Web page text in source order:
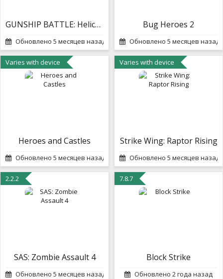
GUNSHIP BATTLE: Helicopter 3D
Обновлено 5 месяцев назад
Bug Heroes 2
Обновлено 5 месяцев назад
Varies with device
Heroes and Castles
Обновлено 5 месяцев назад
Varies with device
Strike Wing: Raptor Rising
Обновлено 5 месяцев назад
2.2.2
SAS: Zombie Assault 4
Обновлено 5 месяцев назад
7.8.7
Block Strike
Обновлено 2 года назад